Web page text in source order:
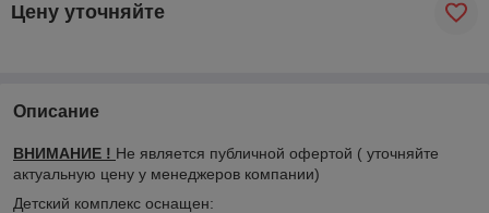
Цену уточняйте
Описание
ВНИМАНИЕ ! Не является публичной офертой ( уточняйте
актуальную цену у менеджеров компании)
Детский комплекс оснащен: